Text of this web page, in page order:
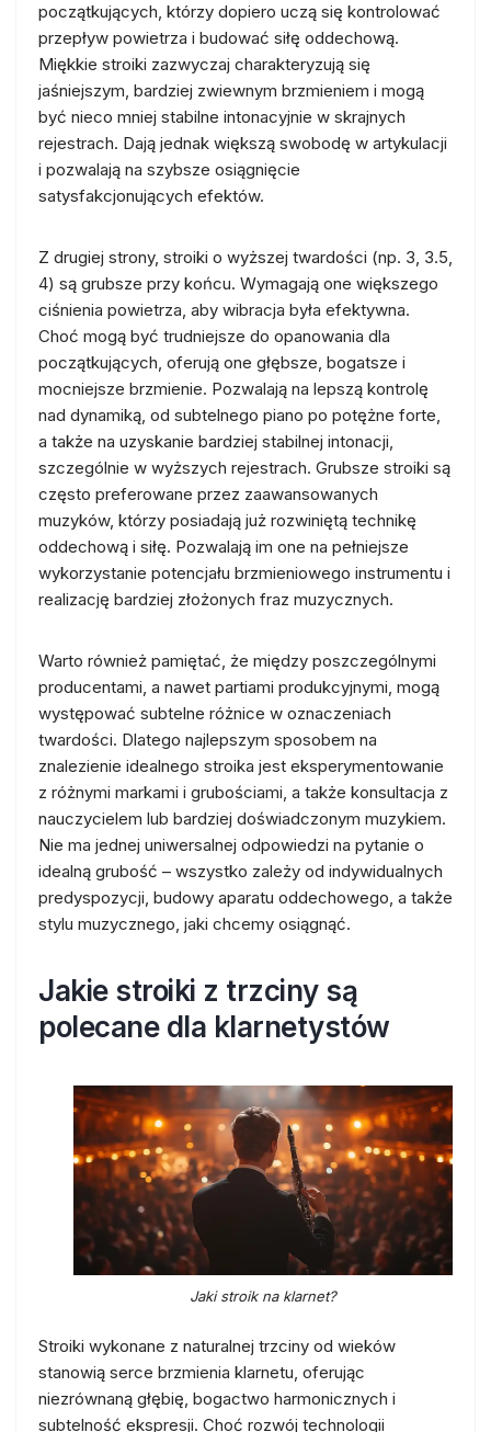
początkujących, którzy dopiero uczą się kontrolować
przepływ powietrza i budować siłę oddechową.
Miękkie stroiki zazwyczaj charakteryzują się
jaśniejszym, bardziej zwiewnym brzmieniem i mogą
być nieco mniej stabilne intonacyjnie w skrajnych
rejestrach. Dają jednak większą swobodę w artykulacji
i pozwalają na szybsze osiągnięcie
satysfakcjonujących efektów.
Z drugiej strony, stroiki o wyższej twardości (np. 3, 3.5,
4) są grubsze przy końcu. Wymagają one większego
ciśnienia powietrza, aby wibracja była efektywna.
Choć mogą być trudniejsze do opanowania dla
początkujących, oferują one głębsze, bogatsze i
mocniejsze brzmienie. Pozwalają na lepszą kontrolę
nad dynamiką, od subtelnego piano po potężne forte,
a także na uzyskanie bardziej stabilnej intonacji,
szczególnie w wyższych rejestrach. Grubsze stroiki są
często preferowane przez zaawansowanych
muzyków, którzy posiadają już rozwiniętą technikę
oddechową i siłę. Pozwalają im one na pełniejsze
wykorzystanie potencjału brzmieniowego instrumentu i
realizację bardziej złożonych fraz muzycznych.
Warto również pamiętać, że między poszczególnymi
producentami, a nawet partiami produkcyjnymi, mogą
występować subtelne różnice w oznaczeniach
twardości. Dlatego najlepszym sposobem na
znalezienie idealnego stroika jest eksperymentowanie
z różnymi markami i grubościami, a także konsultacja z
nauczycielem lub bardziej doświadczonym muzykiem.
Nie ma jednej uniwersalnej odpowiedzi na pytanie o
idealną grubość – wszystko zależy od indywidualnych
predyspozycji, budowy aparatu oddechowego, a także
stylu muzycznego, jaki chcemy osiągnąć.
Jakie stroiki z trzciny są
polecane dla klarnetystów
Jaki stroik na klarnet?
Stroiki wykonane z naturalnej trzciny od wieków
stanowią serce brzmienia klarnetu, oferując
niezrównaną głębię, bogactwo harmonicznych i
subtelność ekspresji. Choć rozwój technologii